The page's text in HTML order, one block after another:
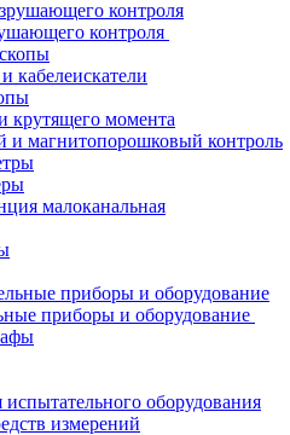
контроля
кабелеискатели
крутящего момента
и магнитопорошковый контроль
малоканальная
приборы и оборудование
испытательного оборудования
измерений